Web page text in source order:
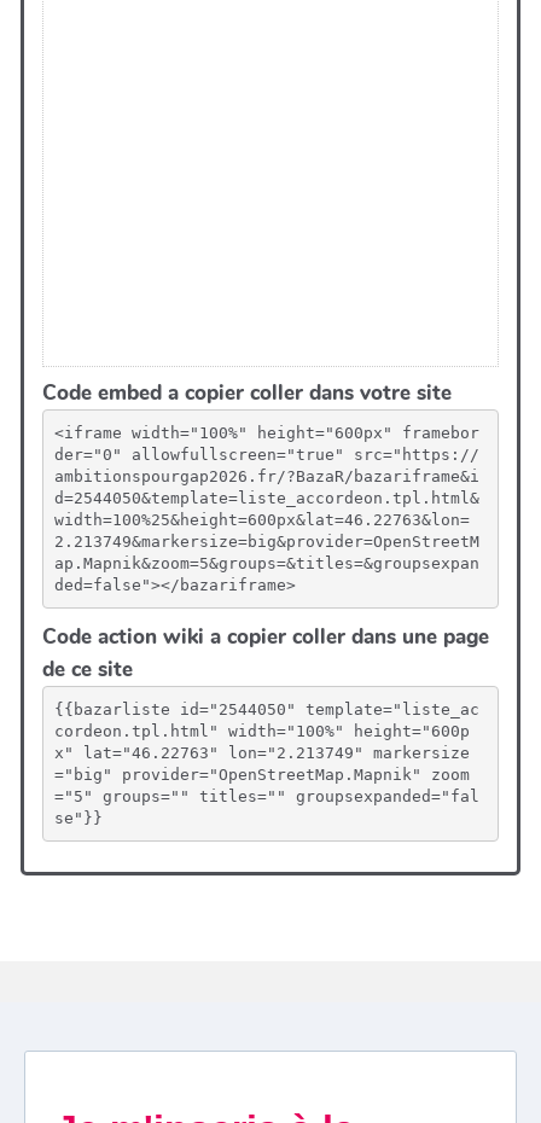
Code embed a copier coller dans votre site
<iframe width="100%" height="600px" framebor
der="0" allowfullscreen="true" src="https://
ambitionspourgap2026.fr/?BazaR/bazariframe&i
d=2544050&template=liste_accordeon.tpl.html&
width=100%25&height=600px&lat=46.22763&lon=
2.213749&markersize=big&provider=OpenStreetM
ap.Mapnik&zoom=5&groups=&titles=&groupsexpan
ded=false"></bazariframe>
Code action wiki a copier coller dans une page
de ce site
{{bazarliste id="2544050" template="liste_ac
cordeon.tpl.html" width="100%" height="600p
x" lat="46.22763" lon="2.213749" markersize
="big" provider="OpenStreetMap.Mapnik" zoom
="5" groups="" titles="" groupsexpanded="fal
se"}}